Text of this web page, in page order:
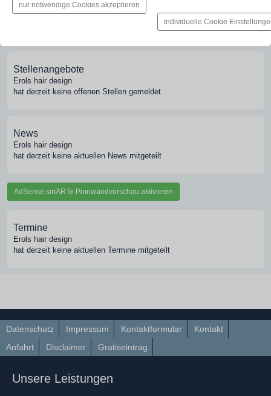
Pinnwand
Jobs, News, Dates & mehr
Stellenangebote
Erols hair design
hat derzeit keine offenen Stellen gemeldet
News
Erols hair design
hat derzeit keine aktuellen News mitgeteilt
AdSense smARTe Pinnwandvorschau aktivieren
Termine
Erols hair design
hat derzeit keine aktuellen Termine mitgeteilt
Datenschutz Impressum Kontaktformular
Kontakt
Anfahrt
Disclaimer Gratiseintrag
Unsere Leistungen
nur notwendige Cookies akzeptieren
Individuelle Cookie